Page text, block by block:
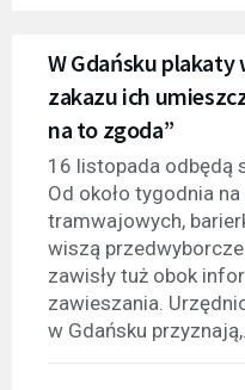
W Gdańsku
zakazu ich
na to zgoda”
16 listopada odbędą
Od około tygodnia
tramwajowych,
wiszą
zawisły tuż obok
zawieszania.
w Gdańsku